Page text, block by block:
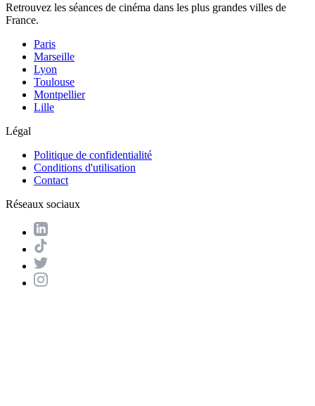
Retrouvez les séances de cinéma dans les plus grandes villes de
France.
Paris
Marseille
Lyon
Toulouse
Montpellier
Lille
Légal
Politique de confidentialité
Conditions d'utilisation
Contact
Réseaux sociaux